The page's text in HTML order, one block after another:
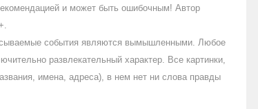
и может быть ошибочным! Автор
события являются вымышленными. Любое
развлекательный характер. Все картинки,
имена, адреса), в нем нет ни слова правды